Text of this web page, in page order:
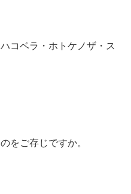
コベラ・ホトケノザ・ス
をご存じですか。